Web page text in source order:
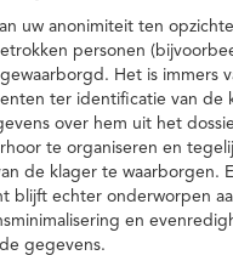
uw anonimiteit ten
personen
Het is immers
ter identificatie van de
over hem uit het
te organiseren en
de klager te waarborgen.
blijft echter onderworpen
en
gegevens.